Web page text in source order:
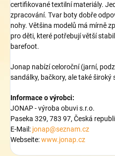
certifikované textilní materiály.
zpracování. Tvar boty dobře
nohy. Většina modelů má mírně
pro děti, které potřebují větší
barefoot.
Jonap nabízí celoroční (jarní,
sandálky, bačkory, ale také
Informace o výrobci:
JONAP - výroba obuvi s.r.o.
Paseka 329, 783 97, Česká
E-Mail: jonap@seznam.cz
Webseite:www.jonap.cz